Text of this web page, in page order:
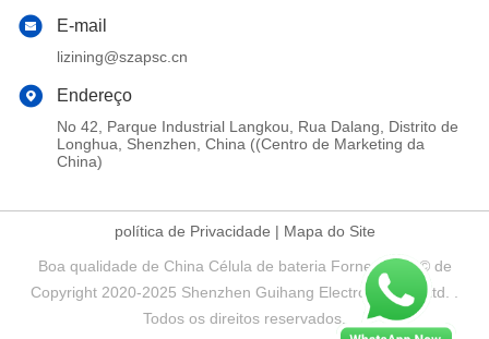
E-mail
lizining@szapsc.cn
Endereço
No 42, Parque Industrial Langkou, Rua Dalang, Distrito de
Longhua, Shenzhen, China ((Centro de Marketing da
China)
política de Privacidade | Mapa do Site
Boa qualidade de China Célula de bateria Fornecedor. © de
Copyright 2020-2025 Shenzhen Guihang Electronic Co., Ltd. .
Todos os direitos reservados.